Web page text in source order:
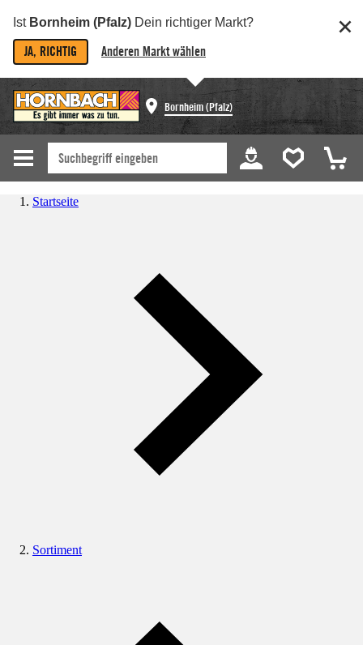
Ist Bornheim (Pfalz) Dein richtiger Markt?
JA, RICHTIG Anderen Markt wählen
Bornheim (Pfalz)
Startseite
Sortiment